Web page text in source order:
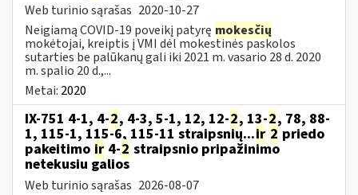
Web turinio sąrašas 2020-10-27
Neigiamą COVID-19 poveikį patyrę mokesčių
mokėtojai, kreiptis į VMI dėl mokestinės paskolos
sutarties be palūkanų gali iki 2021 m. vasario 28 d. 2020
m. spalio 20 d.,...
Metai: 2020
IX-751 4-1, 4-2, 4-3, 5-1, 12, 12-2, 13-2, 78, 88-
1, 115-1, 115-6, 115-11 straipsnių...ir 2 priedo
pakeitimo ir 4-2 straipsnio pripažinimo
netekusiu galios
Web turinio sąrašas 2026-08-07